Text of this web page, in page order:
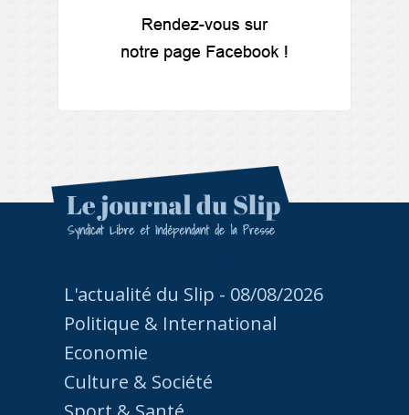
L'actualité du Slip - 08/08/2026
Politique & International
Economie
Culture & Société